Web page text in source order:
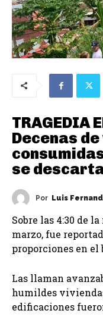
TRAGEDIA
Decenas
se
Por Luis
Sobre las 4:30 de
marzo, fue
proporciones en el
Las llaman
humildes
edificaciones